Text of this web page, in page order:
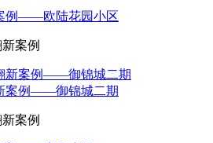
例——欧陆花园小区
案例
案例——御锦城二期
案例